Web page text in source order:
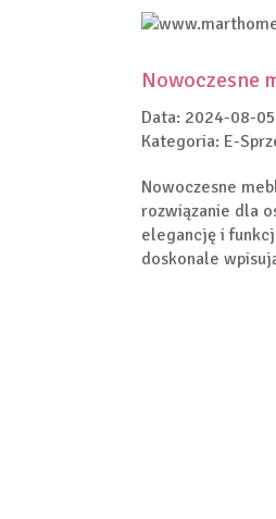
Nowoczesne
Data: 2024-08-05
Kategoria: E-
Nowoczesne
rozwiązanie dla
elegancję i
doskonale